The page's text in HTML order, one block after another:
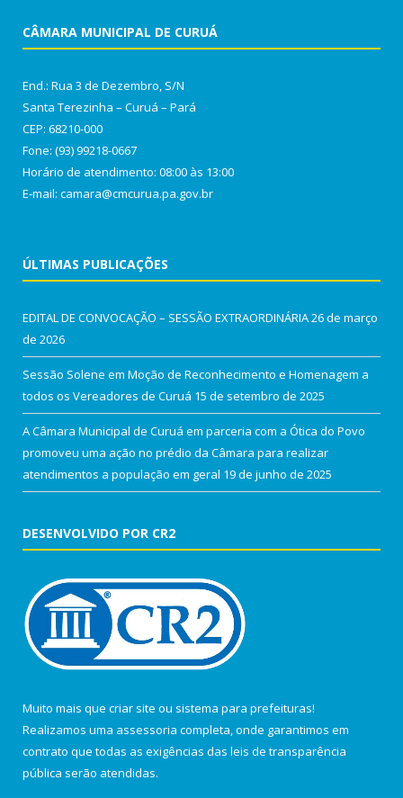
CÂMARA MUNICIPAL DE CURUÁ
End.: Rua 3 de Dezembro, S/N
Santa Terezinha – Curuá – Pará
CEP: 68210-000
Fone: (93) 99218-0667
Horário de atendimento: 08:00 às 13:00
E-mail: camara@cmcurua.pa.gov.br
ÚLTIMAS PUBLICAÇÕES
EDITAL DE CONVOCAÇÃO – SESSÃO EXTRAORDINÁRIA26 de março
de 2026
Sessão Solene em Moção de Reconhecimento e Homenagem a
todos os Vereadores de Curuá 15 de setembro de 2025
A Câmara Municipal de Curuá em parceria com a Ótica do Povo
promoveu uma ação no prédio da Câmara para realizar
atendimentos a população em geral 19 de junho de 2025
DESENVOLVIDO POR CR2
Muito mais que criar site ou sistema para prefeituras!
Realizamos uma assessoria completa, onde garantimos em
contrato que todas as exigências das leis de transparência
pública serão atendidas.